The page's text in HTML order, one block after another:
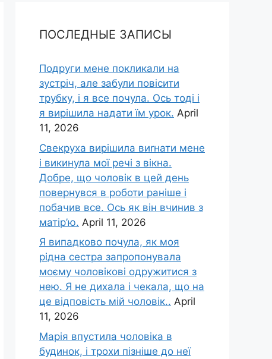
ПОСЛЕДНЫЕ ЗАПИСЫ
Подруги мене покликали на
зустріч, але забули повісити
трубку, і я все почула. Ось тоді і
я вирішила надати їм урок. April
11, 2026
Свекруха вирішила виrнати мене
і викинула мої речі з вікна.
Добре, що чоловік в цей день
повернувся в роботи раніше і
побачив все. Ось як він вчинив з
матір’ю. April 11, 2026
Я випадково почула, як моя
рідна сестра запропонувала
моєму чоловікові одружитися з
нею. Я не дихала і чекала, що на
це відповість мій чоловік.. April
11, 2026
Марія впустила чоловіка в
будинок, і трохи пізніше до неї